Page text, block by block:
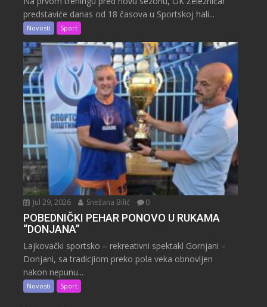
predstaviće danas od 18 časova u Sportskoj hali...
Novosti Sport
Jul 29, 2026 Snežana Bilić 0
POBEDNIČKI PEHAR PONOVO U RUKAMA
“DONJANA”
Lajkovački sportsko – rekreativni spektakl Gornjani –
Donjani, sa tradicjiom preko pola veka obnovljen
nakon nepunu...
Novosti Sport